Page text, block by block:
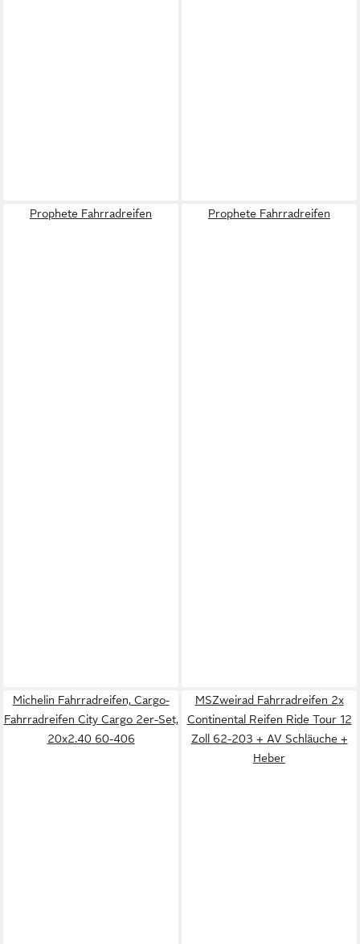
Prophete Fahrradreifen Prophete Fahrradreifen
Michelin Fahrradreifen, Cargo-
Fahrradreifen City Cargo 2er-Set,
20x2.40 60-406
MSZweirad Fahrradreifen 2x
Continental Reifen Ride Tour 12
Zoll 62-203 + AV Schläuche +
Heber